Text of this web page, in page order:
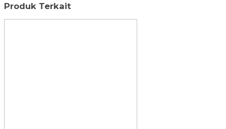
Produk Terkait